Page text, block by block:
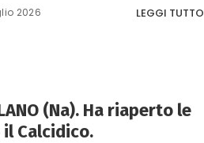
2026 LEGGI TUTTO
(Na). Ha riaperto le
Calcidico.